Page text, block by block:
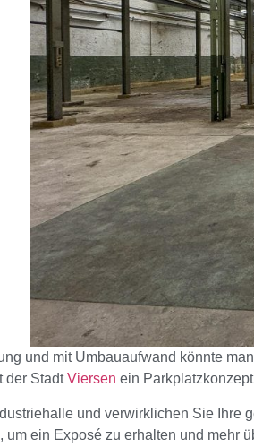
und mit Umbauaufwand könnte
der StadtViersen ein
und verwirklichen Sie Ihre
um ein Exposé zu erhalten und mehr